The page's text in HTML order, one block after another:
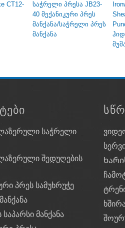
CT12-
საჭრელი პრესა JB23-
40 მექანიკური პრეს
მანქანა/საჭრელი პრეს
მანქანა
საჭრელი
შედუღების
პრეს სამუხრუჭე
მანქანა